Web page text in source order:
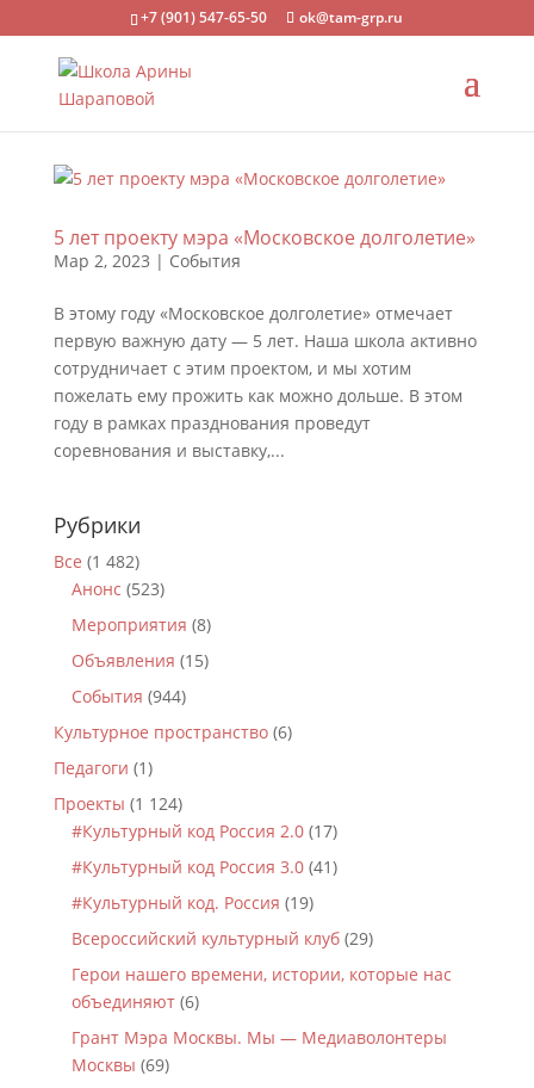
+7 (901) 547-65-50 ok@tam-grp.ru
5 лет проекту мэра «Московское долголетие»
Мар 2, 2023 | События
В этому году «Московское долголетие» отмечает
первую важную дату — 5 лет. Наша школа активно
сотрудничает с этим проектом, и мы хотим
пожелать ему прожить как можно дольше. В этом
году в рамках празднования проведут
соревнования и выставку,...
Рубрики
Все (1 482)
Анонс (523)
Мероприятия (8)
Объявления (15)
События (944)
Культурное пространство(6)
Педагоги (1)
Проекты (1 124)
#Культурный код Россия 2.0(17)
#Культурный код Россия 3.0(41)
#Культурный код. Россия (19)
Всероссийский культурный клуб(29)
Герои нашего времени, истории, которые нас
объединяют(6)
Грант Мэра Москвы. Мы — Медиаволонтеры
Москвы (69)